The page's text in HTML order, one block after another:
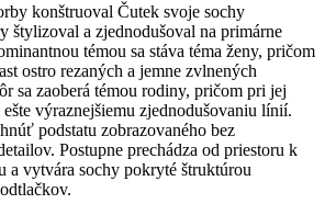
konštruoval Čutek svoje sochy
štylizoval a zjednodušoval na primárne
témou sa stáva téma ženy, pričom
ostro rezaných a jemne zvlnených
sa zaoberá témou rodiny, pričom pri jej
výraznejšiemu zjednodušovaniu línií.
podstatu zobrazovaného bez
Postupne prechádza od priestoru k
a vytvára sochy pokryté štruktúrou